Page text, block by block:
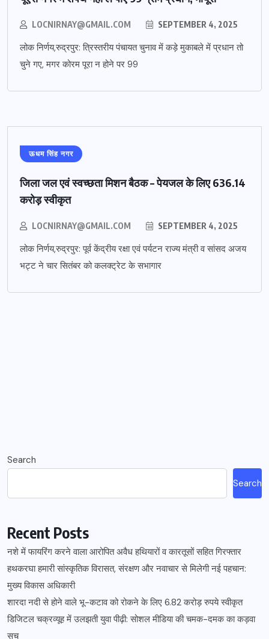
LOCNIRNAY@GMAIL.COM SEPTEMBER 4, 2025
लोक निर्णय,रुद्रपुर: त्रिस्तरीय पंचायत चुनाव में कड़े मुकाबले में प्रधान तो
चुने गए, मगर कोरम पूरा न होने पर 99
ऊधम सिंह नगर
जिला जल एवं स्वच्छता मिशन बैठक – पेयजल के लिए 636.14
करोड़ स्वीकृत
LOCNIRNAY@GMAIL.COM SEPTEMBER 4, 2025
लोक निर्णय,रुद्रपुर: पूर्व केंद्रीय रक्षा एवं पर्यटन राज्य मंत्री व सांसद अजय
भट्ट ने चार सितंबर को कलक्ट्रेट के सभागार
Search
Search
Recent Posts
नशे में फायरिंग करने वाला आरोपित अवैध हथियारों व कारतूसों सहित गिरफ्तार
हथकरघा हमारी सांस्कृतिक विरासत, संरक्षण और नवाचार से मिलेगी नई पहचान:
मुख्य विकास अधिकारी
शारदा नदी से होने वाले भू-कटाव को रोकने के लिए 6.82 करोड़ रुपये स्वीकृत
डिजिटल चक्रव्यूह में उलझती युवा पीढ़ी: सोशल मीडिया की चमक-दमक का कड़वा
सच